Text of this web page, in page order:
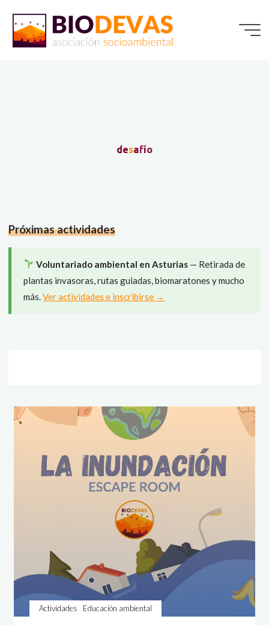
contenido
desafío
Próximas actividades
Voluntariado ambiental en Asturias— Retirada de
plantas invasoras, rutas guiadas, biomaratones y mucho
más.Ver actividades e inscribirse →
Actividades Educación ambiental